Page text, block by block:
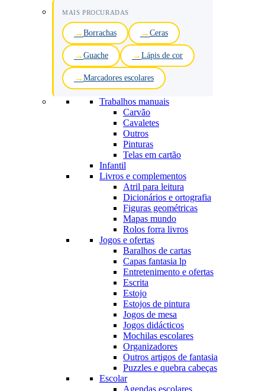
MAIS PROCURADAS
Borrachas Ceras
Guache Lápis de cor
Marcadores escolares
Trabalhos manuais
Carvão
Cavaletes
Outros
Pinturas
Telas em cartão
Infantil
Livros e complementos
Atril para leitura
Dicionários e ortografia
Figuras geométricas
Mapas mundo
Rolos forra livros
Jogos e ofertas
Baralhos de cartas
Capas fantasia lp
Entretenimento e ofertas
Escrita
Estojo
Estojos de pintura
Jogos de mesa
Jogos didácticos
Mochilas escolares
Organizadores
Outros artigos de fantasia
Puzzles e quebra cabeças
Escolar